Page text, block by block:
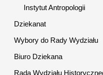
Instytut Antropologii
Dziekanat
Wybory do Rady Wydziału
Biuro Dziekana
Rada Wydziału